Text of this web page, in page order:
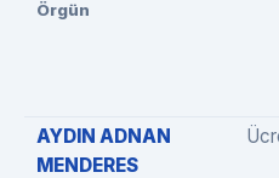
Örgün
AYDIN ADNAN
MENDERES